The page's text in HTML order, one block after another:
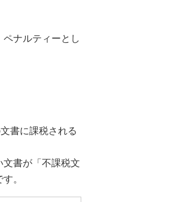
ナルティーとし
書に課税される
書が「不課税文
。